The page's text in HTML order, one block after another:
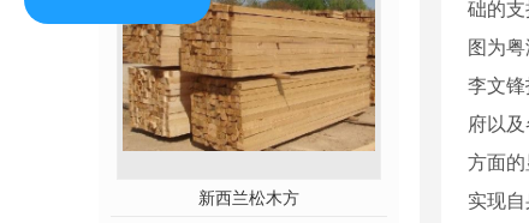
新西兰松木方
础的支
图为
李文
府以
方面
实现自